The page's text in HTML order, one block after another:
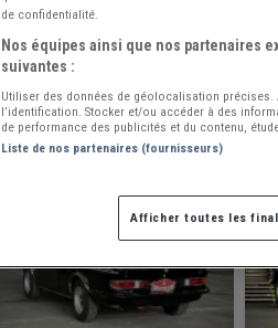
de confidentialité.
Nos équipes ainsi que nos partenaires
suivantes :
Utiliser des données de géolocalisation
l’identification. Stocker et/ou accéder à des
de performance des publicités et du contenu,
Liste de nos partenaires (fournisseurs)
Afficher toutes les